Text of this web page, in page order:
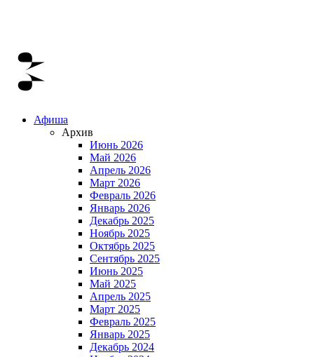
Афиша
Архив
Июнь 2026
Май 2026
Апрель 2026
Март 2026
Февраль 2026
Январь 2026
Декабрь 2025
Ноябрь 2025
Октябрь 2025
Сентябрь 2025
Июнь 2025
Май 2025
Апрель 2025
Март 2025
Февраль 2025
Январь 2025
Декабрь 2024